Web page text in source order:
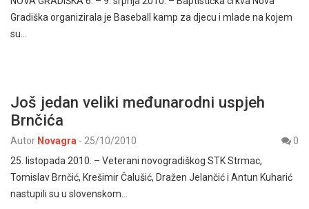
Gradiška organizirala je Baseball kamp za djecu i mlade na kojem
su…
Još jedan veliki međunarodni uspjeh
Brnčića
Autor Novagra - 25/10/2010
0
25. listopada 2010. – Veterani novogradiškog STK Strmac,
Tomislav Brnčić, Krešimir Čalušić, Dražen Jelančić i Antun Kuharić
nastupili su u slovenskom…